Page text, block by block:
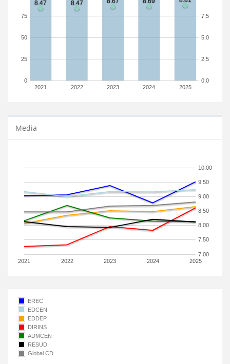
2021 2022 2023 2024 2025
0
25
50
75
0.0
2.5
5.0
7.5
Media
2021 2022 2023 2024 2025
7.00
7.50
8.00
8.50
9.00
9.50
10.00
EREC
EDCEN
EDDEP
DIRINS
ADMCEN
RESUD
Global CD